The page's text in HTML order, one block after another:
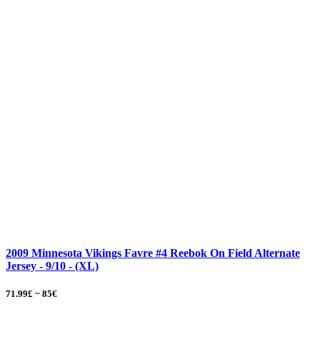
2009 Minnesota Vikings Favre #4 Reebok On Field Alternate
Jersey - 9/10 - (XL)
71.99£ ~ 85€